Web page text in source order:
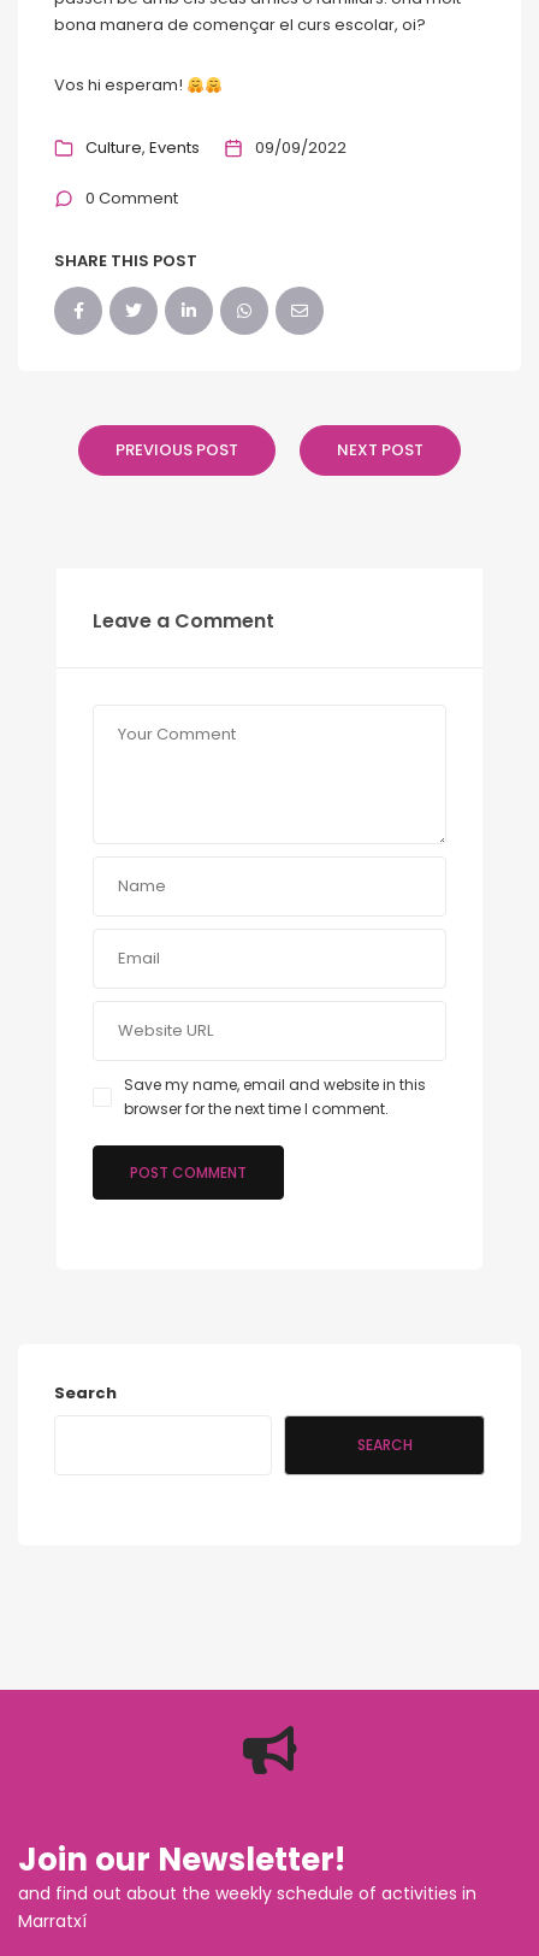
bona manera de començar el curs escolar, oi?
Vos hi esperam!
Culture Events 09/09/2022
0 Comment
SHARE THIS POST
PREVIOUS POST NEXT POST
Leave a Comment
Save my name, email and website in this
browser for the next time I comment.
Search
SEARCH
Join our Newsletter!
and find out about the weekly schedule of activities in
Marratxí